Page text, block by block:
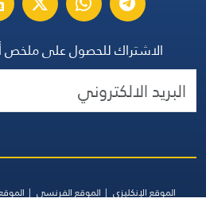
الاشتراك للحصول على
الموقع الإنكليزي الموقع الفرنسي